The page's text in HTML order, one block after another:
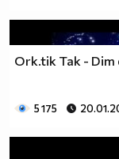
Ork.tik Tak - Dim
5 175